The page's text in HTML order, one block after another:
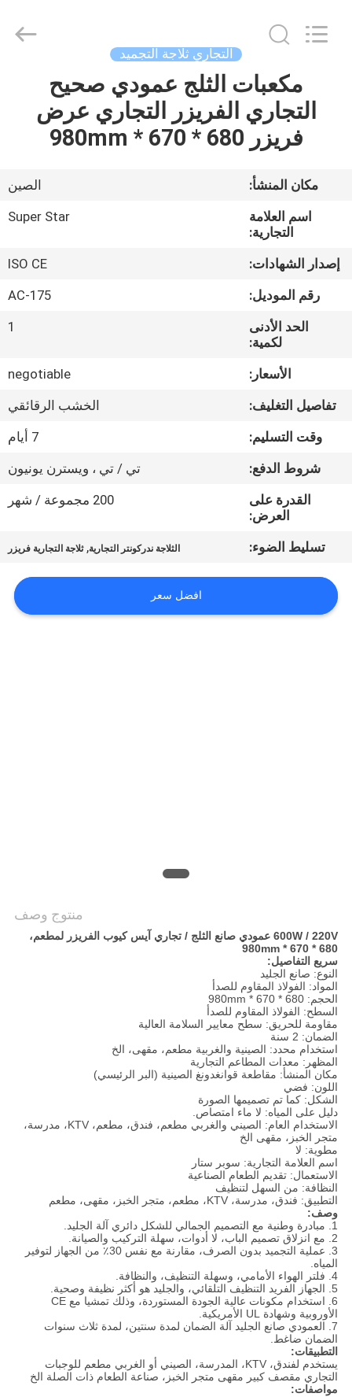
منتجات
أشرطة
فيديو
معلومات
جولة
المعمل
رقابة
جودة
أخبار
equipments
limited.
التجاري ثلاجة التجميد
مكعبات الثلج عمودي صحيح
التجاري الفريزر التجاري عرض
فريزر 680 * 670 * 980mm
مكان المنشأ:
الصين
اسم العلامة
التجارية:
Super Star
إصدار الشهادات:
ISO CE
رقم الموديل:
AC-175
الحد الأدنى
لكمية:
1
الأسعار:
negotiable
تفاصيل التغليف:
الخشب الرقائقي
وقت التسليم:
7 أيام
شروط الدفع:
تي / تي ، ويسترن يونيون
القدرة على
العرض:
200 مجموعة / شهر
تسليط الضوء: الثلاجة ندركونتر التجارية,ثلاجة التجارية فريزر
افضل سعر
منتوج وصف
600W / 220V عمودي صانع الثلج / تجاري آيس كيوب الفريزر لمطعم،
680 * 670 * 980mm
سريع التفاصيل:
النوع: صانع الجليد
المواد: الفولاذ المقاوم للصدأ
الحجم: 680 * 670 * 980mm
السطح: الفولاذ المقاوم للصدأ
مقاومة للحريق: سطح معايير السلامة العالية
الضمان: 2 سنة
استخدام محدد: الصينية والغربية مطعم، مقهى، الخ
المظهر: معدات المطاعم التجارية
مكان المنشأ: مقاطعة قوانغدونغ الصينية (البر الرئيسي)
اللون: فضي
الشكل: كما تم تصميمها الصورة
دليل على المياه: لا ماء امتصاص.
الاستخدام العام: الصيني والغربي مطعم، فندق، مطعم، KTV، مدرسة،
متجر الخبز، مقهى الخ
مطوية: لا
اسم العلامة التجارية: سوبر ستار
الاستعمال: تقديم الطعام الصناعية
النظافة: من السهل لتنظيف
التطبيق: فندق، مدرسة، KTV، مطعم، متجر الخبز، مقهى، مطعم
وصف:
1. مبادرة وطنية مع التصميم الجمالي للشكل دائري آلة الجليد.
2. مع انزلاق تصميم الباب، لا أدوات، سهلة التركيب والصيانة.
3. عملية التجميد بدون الصرف، مقارنة مع نفس 30٪ من الجهاز لتوفير
المياه.
4. فلتر الهواء الأمامي، وسهلة التنظيف، والنظافة.
5. الجهاز الفريد التنظيف التلقائي، والجليد هو أكثر نظيفة وصحية.
6. استخدام مكونات عالية الجودة المستوردة، وذلك تمشيا مع CE
الأوروبية وشهادة UL الأمريكية.
7. العمودي صانع الجليد آلة الضمان لمدة سنتين، لمدة ثلاث سنوات
الضمان ضاغط.
التطبيقات:
يستخدم لفندق، KTV، المدرسة، الصيني أو الغربي مطعم للوجبات
التجاري مقصف كبير مقهى متجر الخبز، صناعة الطعام ذات الصلة الخ
مواصفات: